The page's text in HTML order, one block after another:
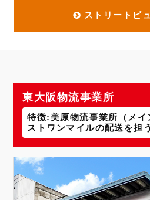
ストリートビ
東大阪物流事業所
特徴:美原物流事業所（メイ
ストワンマイルの配送を担